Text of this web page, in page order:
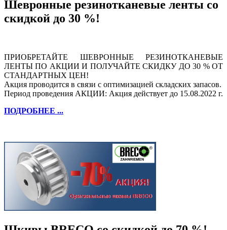
Шевронные резинотканевые ленты со
скидкой до 30 %!
ПРИОБРЕТАЙТЕ ШЕВРОННЫЕ РЕЗИНОТКАНЕВЫЕ
ЛЕНТЫ ПО АКЦИИ И ПОЛУЧАЙТЕ СКИДКУ ДО 30 % ОТ
СТАНДАРТНЫХ ЦЕН!
Акция проводится в связи с оптимизацией складских запасов.
Период проведения АКЦИИ: Акция действует до 15.08.2022 г.
ПОДРОБНЕЕ ...